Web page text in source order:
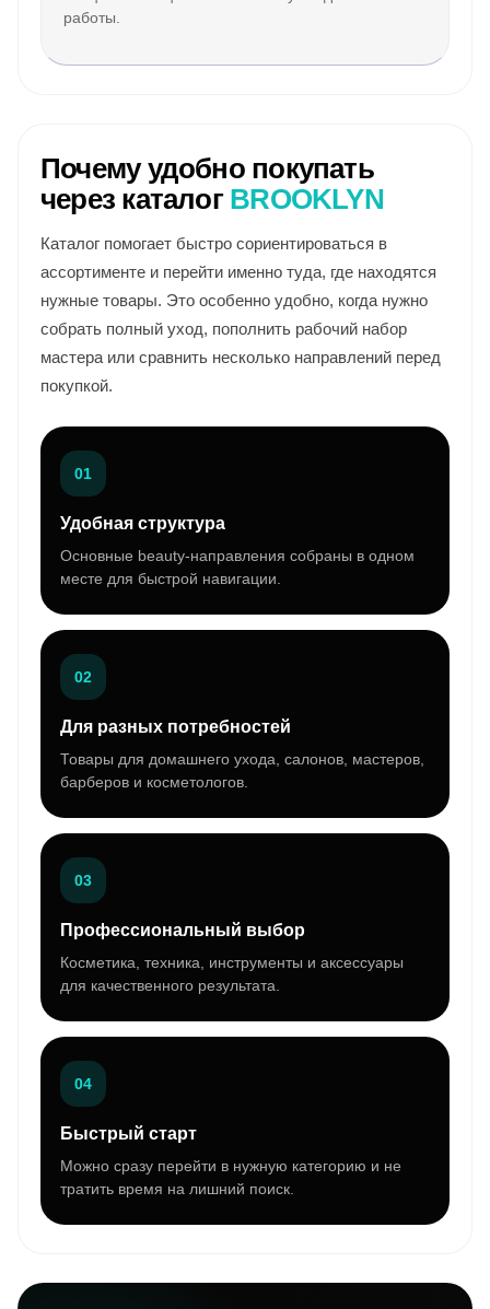
работы.
Почему удобно покупать
через каталог BROOKLYN
Каталог помогает быстро сориентироваться в
ассортименте и перейти именно туда, где находятся
нужные товары. Это особенно удобно, когда нужно
собрать полный уход, пополнить рабочий набор
мастера или сравнить несколько направлений перед
покупкой.
01
Удобная структура
Основные beauty-направления собраны в одном
месте для быстрой навигации.
02
Для разных потребностей
Товары для домашнего ухода, салонов, мастеров,
барберов и косметологов.
03
Профессиональный выбор
Косметика, техника, инструменты и аксессуары
для качественного результата.
04
Быстрый старт
Можно сразу перейти в нужную категорию и не
тратить время на лишний поиск.